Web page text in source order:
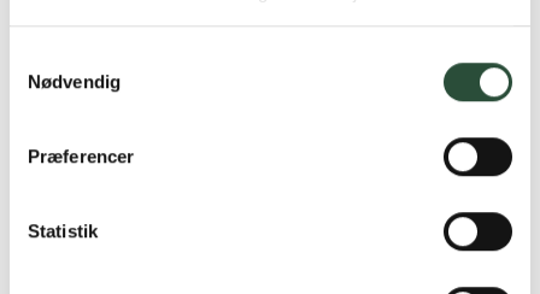
Nødvendig
Præferencer
Statistik
produkter – altid til fast lav pris.
Læs mere om Uglecare.dk her